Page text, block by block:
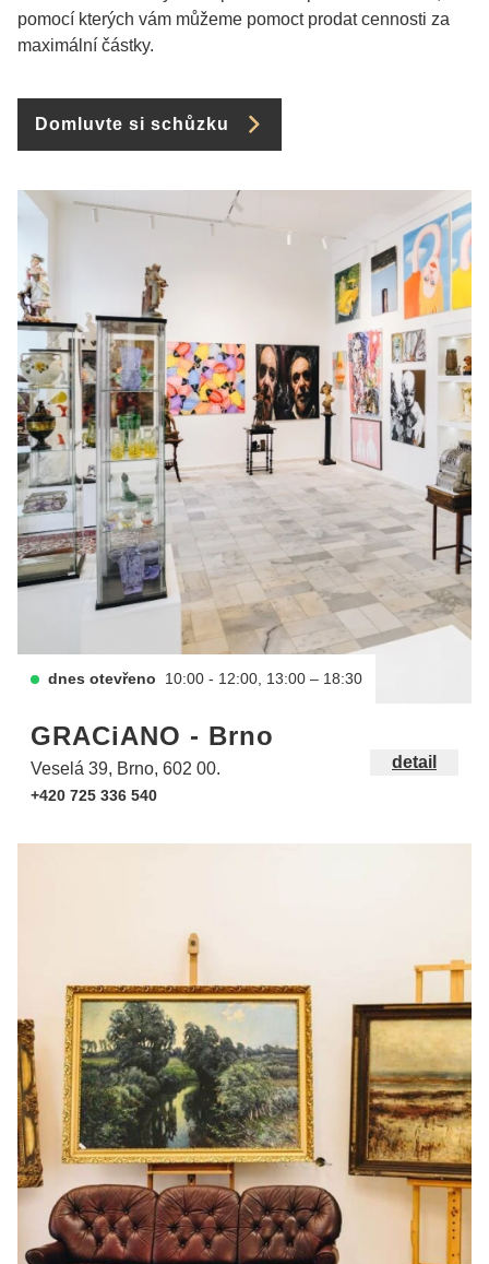
pomocí kterých vám můžeme pomoct prodat cennosti za
maximální částky.
Domluvte si schůzku
dnes otevřeno 10:00 - 12:00, 13:00 – 18:30
GRACiANO - Brno
Veselá 39, Brno, 602 00.
+420 725 336 540
detail